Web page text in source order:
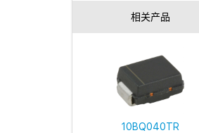
相关产品
10BQ040TR